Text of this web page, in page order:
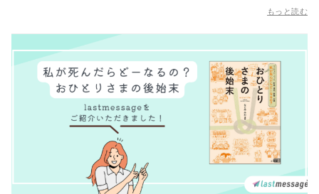
もっと読む